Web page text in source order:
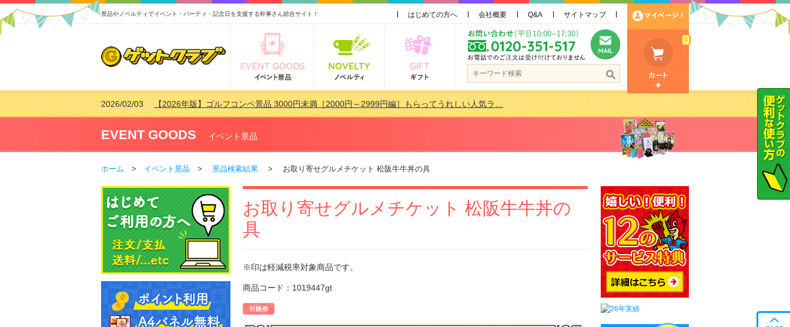
景品やノベルティでイベント・パーティ・記念日を支援する幹事さん総合サイト！ はじめての方へ 会社概要 Q&A サイトマップ
0
2026/02/03【2026年版】ゴルフコンペ景品 3000円未満［2000円～2999円編］もらってうれしい人気ラ…
2026/07/15【2026年版】ビンゴゲーム景品おすすめ金額別人気ランキング 更新しました！
2026/04/03【2026年版】ゴルフコンペ景品 3000円未満［2000円～2999円編］もらってうれしい人気ラ…
2026/02/16【2026年版】結婚式の二次会で貰って嬉しい景品とは？ 更新しました！
EVENT GOODS イベント景品
ホーム > イベント景品 > 景品検索結果 > お取り寄せグルメチケット 松阪牛牛丼の具
お取り寄せグルメチケット 松阪牛牛丼の
具
※印は軽減税率対象商品です。
商品コード：1019447gt